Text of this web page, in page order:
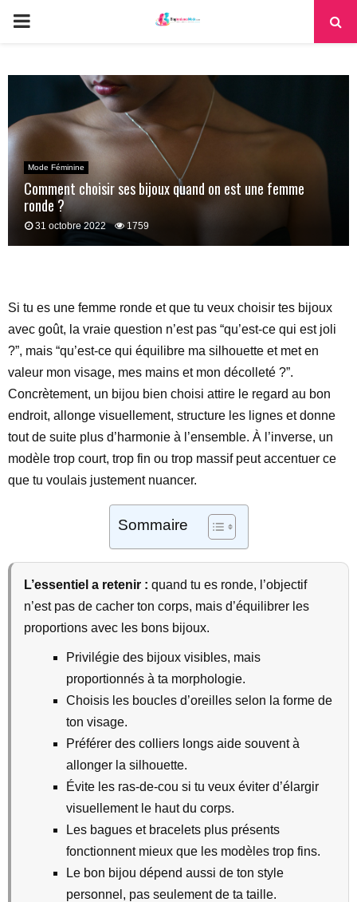
PRIMARY
Mode Féminine
Comment choisir ses bijoux quand on est une femme
ronde ?
31 octobre 2022 1759
Si tu es une femme ronde et que tu veux choisir tes bijoux
avec goût, la vraie question n’est pas “qu’est-ce qui est joli
?”, mais “qu’est-ce qui équilibre ma silhouette et met en
valeur mon visage, mes mains et mon décolleté ?”.
Concrètement, un bijou bien choisi attire le regard au bon
endroit, allonge visuellement, structure les lignes et donne
tout de suite plus d’harmonie à l’ensemble. À l’inverse, un
modèle trop court, trop fin ou trop massif peut accentuer ce
que tu voulais justement nuancer.
Sommaire
L’essentiel a retenir : quand tu es ronde, l’objectif
n’est pas de cacher ton corps, mais d’équilibrer les
proportions avec les bons bijoux.
Privilégie des bijoux visibles, mais
proportionnés à ta morphologie.
Choisis les boucles d’oreilles selon la forme de
ton visage.
Préférer des colliers longs aide souvent à
allonger la silhouette.
Évite les ras-de-cou si tu veux éviter d’élargir
visuellement le haut du corps.
Les bagues et bracelets plus présents
fonctionnent mieux que les modèles trop fins.
Le bon bijou dépend aussi de ton style
personnel, pas seulement de ta taille.